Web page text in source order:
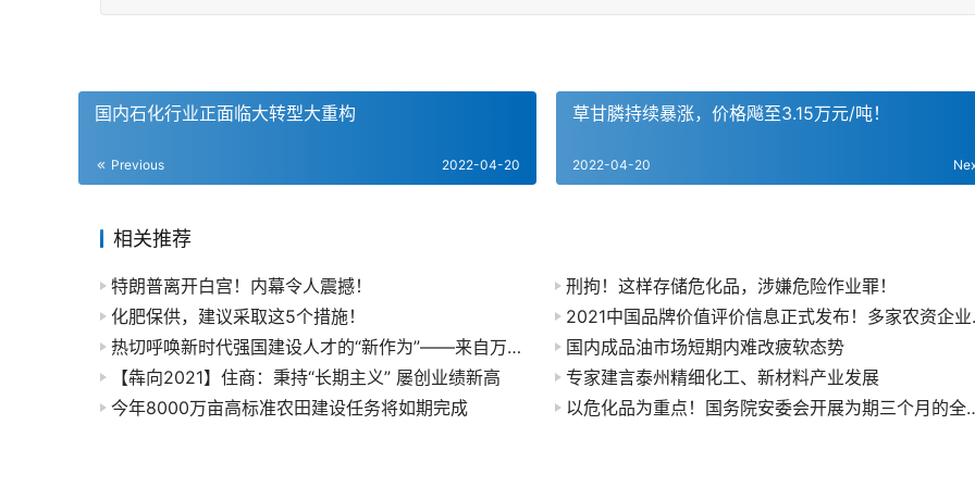
国内石化行业正面临大转型大重构
Previous 2022-04-20
草甘膦持续暴涨，价格飚至3.15万元/吨！
2022-04-20
相关推荐
特朗普离开白宫！内幕令人震撼！
刑拘！这样存储危化品，涉嫌危险作业罪！
化肥保供，建议采取这5个措施！
2021中
热切呼唤新时代强国建设人才的“新作为”——来自万华化学等5家化工企业的调研报告
国内成品油市场短期内难改疲软态势
【犇向2021】住商：秉持“长期主义” 屡创业绩新高
专家建言泰州精细化工、新材料产业发展
今年8000万亩高标准农田建设任务将如期完成
以危化品为重点！国务院